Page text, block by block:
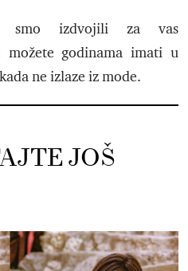
smo izdvojili za vas
možete godinama imati u
ne izlaze iz mode.
JOŠ